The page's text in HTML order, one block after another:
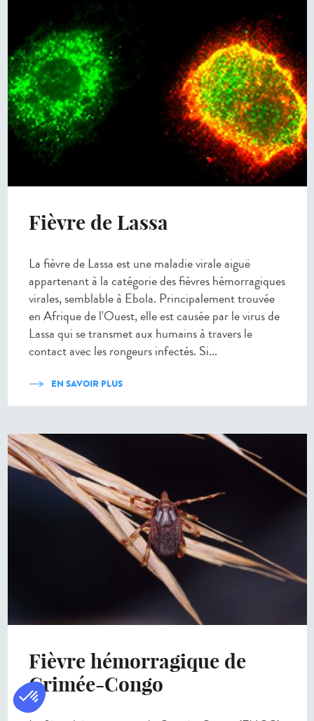
Fièvre de Lassa
La fièvre de Lassa est une maladie virale aiguë
appartenant à la catégorie des fièvres hémorragiques
virales, semblable à Ebola. Principalement trouvée
en Afrique de l'Ouest, elle est causée par le virus de
Lassa qui se transmet aux humains à travers le
contact avec les rongeurs infectés. Si...
EN SAVOIR PLUS
Fièvre hémorragique de
Crimée-Congo